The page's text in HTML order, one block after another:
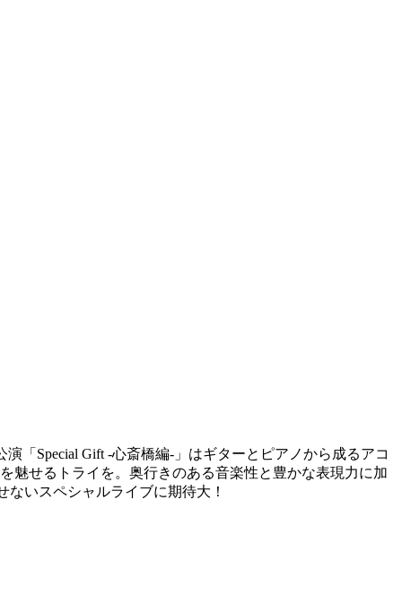
「Special Gift -心斎橋編-」はギターとピアノから成るアコ
魅せるトライを。奥行きのある音楽性と豊かな表現力に加
いスペシャルライブに期待大！